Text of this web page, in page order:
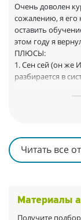
Очень доволен
сожалению, я
оставить
этом году я
ПЛЮСЫ:
1. Сен сей (он же
разбирается в
"вживую" на
2. Иван как
что вы не поняли
сложный
котором
объективно
принятии
Читать все
Материалы
Получите